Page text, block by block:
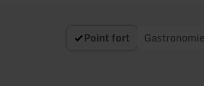
Point fort Gastronomie